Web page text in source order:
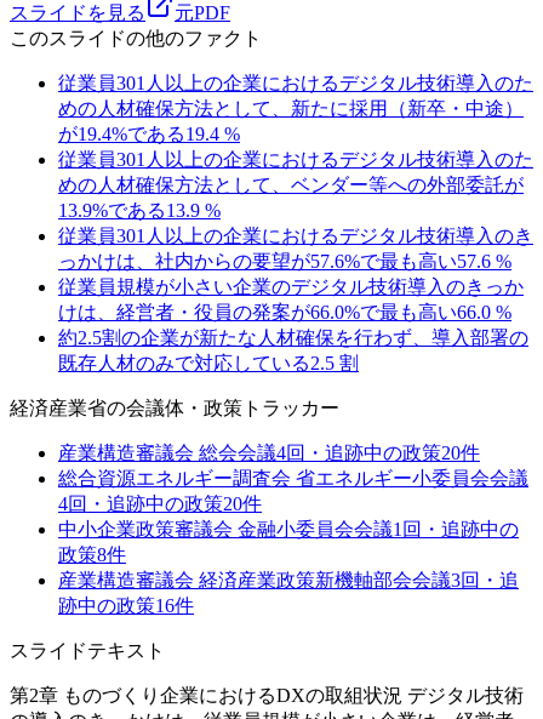
スライドを見る
元PDF
このスライドの他のファクト
従業員301人以上の企業におけるデジタル技術導入のた
めの人材確保方法として、新たに採用（新卒・中途）
が19.4%である19.4 %
従業員301人以上の企業におけるデジタル技術導入のた
めの人材確保方法として、ベンダー等への外部委託が
13.9%である13.9 %
従業員301人以上の企業におけるデジタル技術導入のき
っかけは、社内からの要望が57.6%で最も高い57.6 %
従業員規模が小さい企業のデジタル技術導入のきっか
けは、経営者・役員の発案が66.0%で最も高い66.0 %
約2.5割の企業が新たな人材確保を行わず、導入部署の
既存人材のみで対応している2.5 割
経済産業省の会議体・政策トラッカー
産業構造審議会 総会会議4回・追跡中の政策20件
総合資源エネルギー調査会 省エネルギー小委員会会議
4回・追跡中の政策20件
中小企業政策審議会 金融小委員会会議1 回・追跡中の
政策8件
産業構造審議会 経済産業政策新機軸部会会議3回・追
跡中の政策16件
スライドテキスト
第2章 ものづくり企業におけるDXの取組状況 デジタル技術